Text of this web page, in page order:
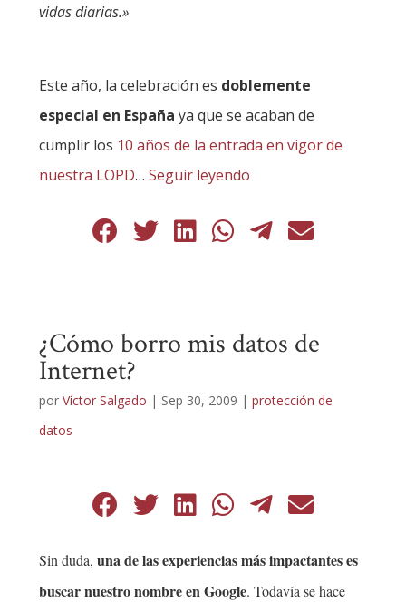
vidas diarias.»
Este año, la celebración es doblemente
especial en España ya que se acaban de
cumplir los 10 años de la entrada en vigor de
nuestra LOPD… Seguir leyendo
¿Cómo borro mis datos de
Internet?
por Víctor Salgado | Sep 30, 2009 | protección de
datos
Sin duda, una de las experiencias más impactantes es
buscar nuestro nombre en Google. Todavía se hace